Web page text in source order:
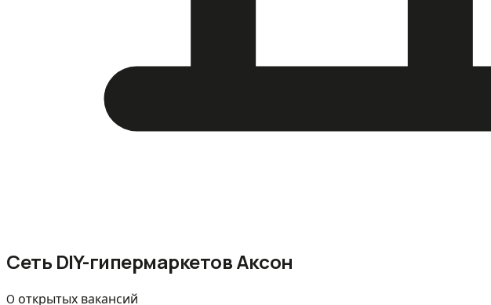
Сеть DIY-гипермаркетов Аксон
0 открытых вакансий